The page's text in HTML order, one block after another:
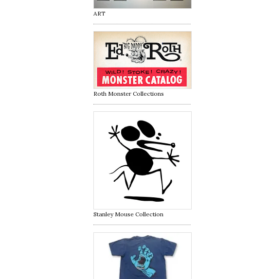
ART
Roth Monster Collections
Stanley Mouse Collection